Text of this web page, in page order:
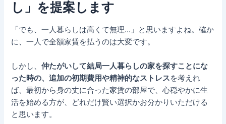
し」を提案します
「でも、一人暮らしは高くて無理…」と思いますよね。確か
に、一人で全額家賃を払うのは大変です。
しかし、仲たがいして結局一人暮らしの家を探すことにな
った時の、追加の初期費用や精神的なストレスを考えれ
ば、最初から身の丈に合った家賃の部屋で、心穏やかに生
活を始める方が、どれだけ賢い選択かお分かりいただける
と思います。